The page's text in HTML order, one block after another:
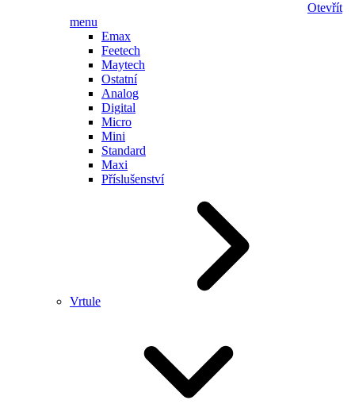
Otevřít
menu
Emax
Feetech
Maytech
Ostatní
Analog
Digital
Micro
Mini
Standard
Maxi
Příslušenství
Vrtule